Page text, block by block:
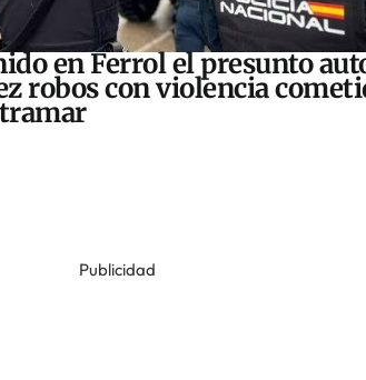
en Ferrol el presunto
robos con violencia
Publicidad